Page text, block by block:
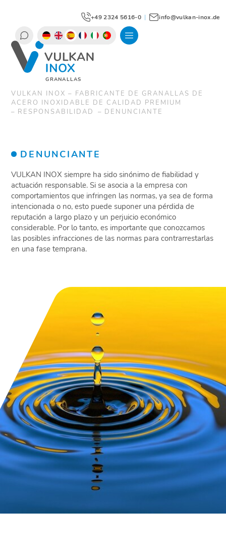
GRANALLAS
+49 2324 5616-0 | info@vulkan-inox.de
VULKAN INOX – FABRICANTE DE GRANALLAS DE
ACERO INOXIDABLE DE CALIDAD PREMIUM
RESPONSABILIDAD
DENUNCIANTE
DENUNCIANTE
VULKAN INOX siempre ha sido sinónimo de fiabilidad y
actuación responsable. Si se asocia a la empresa con
comportamientos que infringen las normas, ya sea de forma
intencionada o no, esto puede suponer una pérdida de
reputación a largo plazo y un perjuicio económico
considerable. Por lo tanto, es importante que conozcamos
las posibles infracciones de las normas para contrarrestarlas
en una fase temprana.